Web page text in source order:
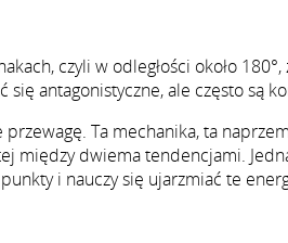
czyli w odległości około
antagonistyczne, ale często są
Ta mechanika, ta
między dwiema tendencjami.
i nauczy się ujarzmiać te